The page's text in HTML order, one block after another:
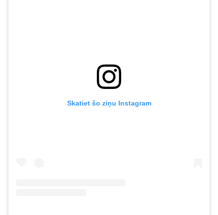
Skatiet šo ziņu Instagram